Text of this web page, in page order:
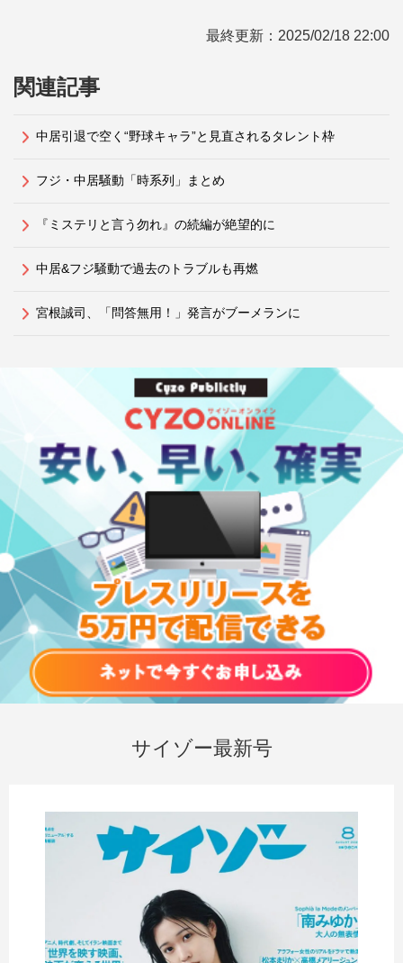
最終更新： 2025/02/18 22:00
関連記事
中居引退で空く“野球キャラ”と見直されるタレント枠
フジ・中居騒動「時系列」まとめ
『ミステリと言う勿れ』の続編が絶望的に
中居&フジ騒動で過去のトラブルも再燃
宮根誠司、「問答無用！」発言がブーメランに
サイゾー最新号